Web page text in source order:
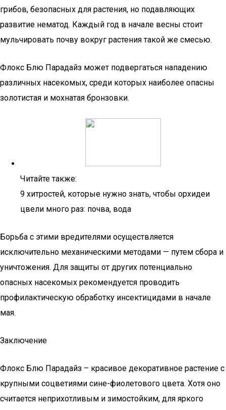
грибов, безопасных для растения, но подавляющих
развитие нематод. Каждый год в начале весны стоит
мульчировать почву вокруг растения такой же смесью.
Флокс Блю Парадайз может подвергаться нападению
различных насекомых, среди которых наиболее опасны
золотистая и мохнатая бронзовки.
Читайте также:
9 хитростей, которые нужно знать, чтобы орхидеи
цвели много раз: почва, вода
Борьба с этими вредителями осуществляется
исключительно механическими методами — путем сбора и
уничтожения. Для защиты от других потенциально
опасных насекомых рекомендуется проводить
профилактическую обработку инсектицидами в начале
мая.
Заключение
Флокс Блю Парадайз – красивое декоративное растение с
крупными соцветиями сине-фиолетового цвета. Хотя оно
считается неприхотливым и зимостойким, для яркого